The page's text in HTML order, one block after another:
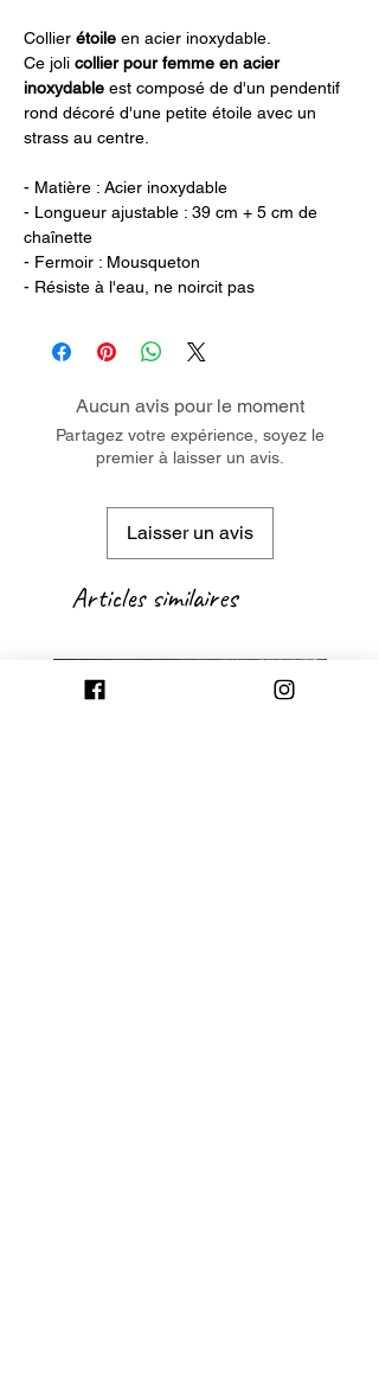
Collier étoile en acier inoxydable.
Ce joli collier pour femme en acier
inoxydable est composé de d'un pendentif
rond décoré d'une petite étoile avec un
strass au centre.
- Matière : Acier inoxydable
- Longueur ajustable : 39 cm + 5 cm de
chaînette
- Fermoir : Mousqueton
- Résiste à l'eau, ne noircit pas
Aucun avis pour le moment
Partagez votre expérience, soyez le
premier à laisser un avis.
Laisser un avis
Articles similaires